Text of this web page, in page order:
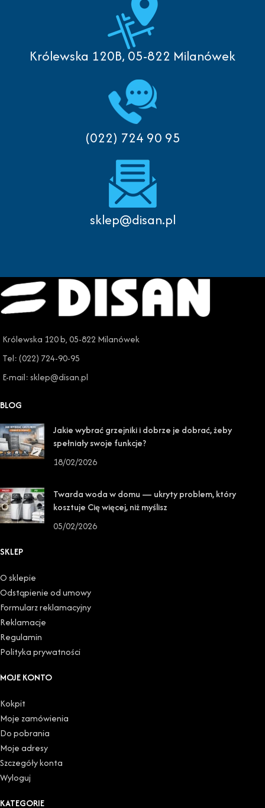
Królewska 120B, 05-822 Milanówek
(022) 724 90 95
sklep@disan.pl
Królewska 120 b, 05-822 Milanówek
Tel: (022) 724-90-95
E-mail: sklep@disan.pl
BLOG
Jakie wybrać grzejniki i dobrze je dobrać, żeby
spełniały swoje funkcje?
18/02/2026
Twarda woda w domu — ukryty problem, który
kosztuje Cię więcej, niż myślisz
05/02/2026
SKLEP
O sklepie
Odstąpienie od umowy
Formularz reklamacyjny
Reklamacje
Regulamin
Polityka prywatności
MOJE KONTO
Kokpit
Moje zamówienia
Do pobrania
Moje adresy
Szczegóły konta
Wyloguj
KATEGORIE